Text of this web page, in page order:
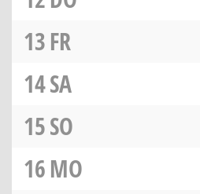
13FR
14SA
15SO
16MO